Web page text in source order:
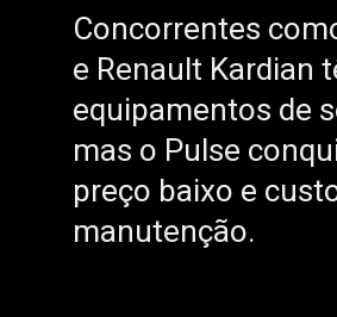
Concorrentes
e Renault Kardian
equipamentos de
mas o Pulse
preço baixo e
manutenção.
Concorrentes
e Renault Kardian
equipamentos de
mas o Pulse
preço baixo e
manutenção.